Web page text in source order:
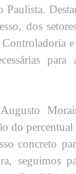
Paulista.
dos
para
do
concreto
seguimos